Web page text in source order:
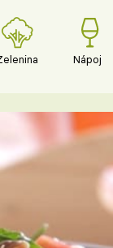
Nápoje